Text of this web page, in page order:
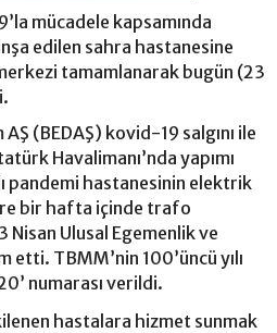
mücadele kapsamında
edilen sahra hastanesine
tamamlanarak bugün (23
(BEDAŞ) kovid-19 salgını ile
Havalimanı’nda yapımı
pandemi hastanesinin elektrik
bir hafta içinde trafo
Ulusal Egemenlik ve
etti. TBMM’nin 100’üncü yılı
numarası verildi.
hastalara hizmet sunmak